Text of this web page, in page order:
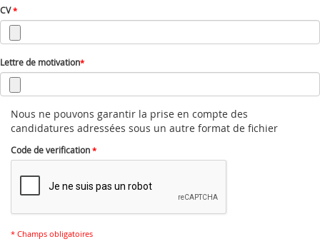
CV*
Lettre de motivation*
Nous ne pouvons garantir la prise en compte des
candidatures adressées sous un autre format de fichier
Code de verification *
* Champs obligatoires